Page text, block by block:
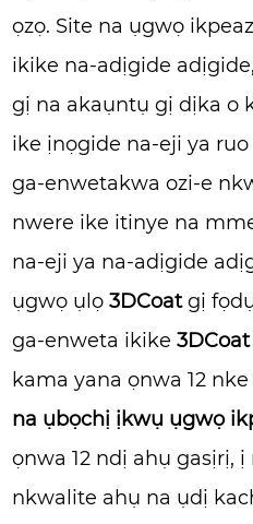
ọzọ. Site na ụgwọ
ikike na-adịgide
gị na akaụntụ gị dịka o
ike ịnọgide na-eji ya
ga-enwetakwa ozi-e
nwere ike itinye na
na-eji ya na-adịgide
ụgwọ ụlọ3DCoatgị
ga-enweta ikike3DCoat
kama yana ọnwa 12
na ụbọchị ịkwụ ụgwọ
ọnwa 12 ndị ahụ gasịrị,
nkwalite ahụ na ụdị